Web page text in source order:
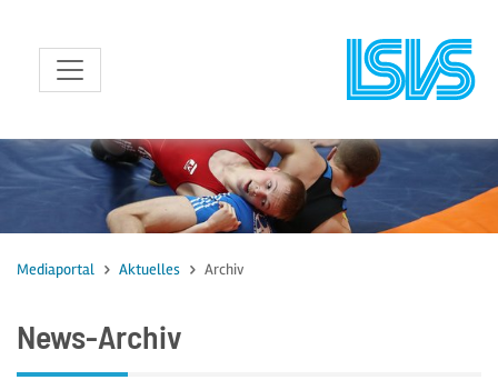
zum Inhalt
Mediaportal Aktuelles Archiv
News-Archiv